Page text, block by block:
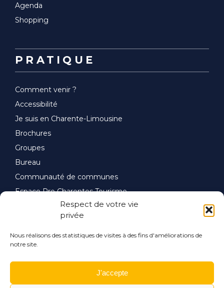
Respect de votre vie
privée
Nous réalisons des statistiques de visites à des fins d'améliorations de
notre site.
J'accepte
Agenda
Shopping
PRATIQUE
Comment venir ?
Accessibilité
Je suis en Charente-Limousine
Brochures
Groupes
Bureau
Communauté de communes
Espace Pro Charentes Tourisme